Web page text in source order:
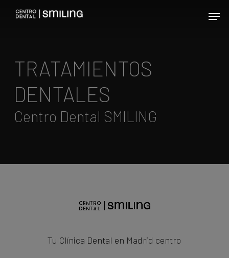
Skip
Menu
TRATAMIENTOS
DENTALES
Centro Dental SMILING
Tu Clínica Dental en Madrid centro